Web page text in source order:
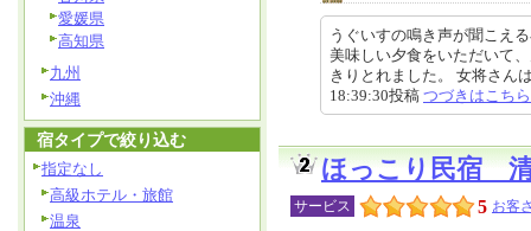
うぐいすの鳴き声が聞こえ
美味しい夕食をいただいて
きりとれました。 女将さ
18:39:30投稿 つづきはこちら
ほっこり民宿
サービス 5 お客
愛媛県
高知県
九州
沖縄
宿タイプで絞り込む
指定なし
高級ホテル・旅館
温泉